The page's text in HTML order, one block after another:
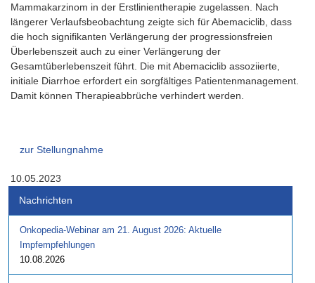
Mammakarzinom in der Erstlinientherapie zugelassen. Nach
längerer Verlaufsbeobachtung zeigte sich für Abemaciclib, dass
die hoch signifikanten Verlängerung der progressionsfreien
Überlebenszeit auch zu einer Verlängerung der
Gesamtüberlebenszeit führt. Die mit Abemaciclib assoziierte,
initiale Diarrhoe erfordert ein sorgfältiges Patientenmanagement.
Damit können Therapieabbrüche verhindert werden.
zur Stellungnahme
10.05.2023
Nachrichten
Onkopedia-Webinar am 21. August 2026: Aktuelle
Impfempfehlungen
10.08.2026